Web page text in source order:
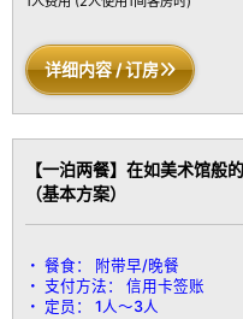
详细内容 / 订房
【一泊两餐】在如美术馆般
（基本方案）
餐食：
附带早/晚餐
支付方法：
信用卡签账
定员：
1人～3人